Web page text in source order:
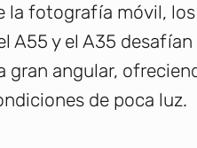
la fotografía móvil,
A55 y el A35
gran angular,
de poca luz.